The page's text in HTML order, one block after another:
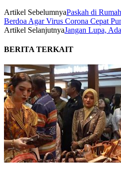
Artikel SebelumnyaPaskah di
Berdoa Agar Virus Corona Cepat
Artikel SelanjutnyaJangan Lupa,
BERITA TERKAIT